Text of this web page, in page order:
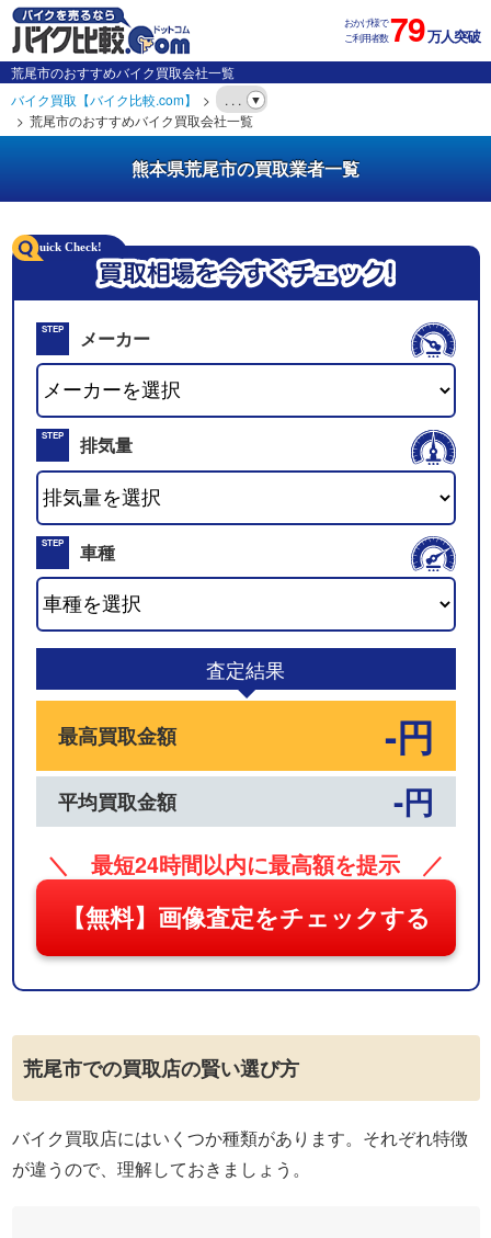
おかげ様で
ご利用者数79万人突破
荒尾市のおすすめバイク買取会社一覧
バイク買取【バイク比較.com】
. . .
荒尾市のおすすめバイク買取会社一覧
熊本県荒尾市の買取業者一覧
STEP
01
メーカー
STEP
02
排気量
STEP
03
車種
査定結果
最高買取金額 -円
平均買取金額 -円
＼ 最短24時間以内に最高額を提示 ／
【無料】画像査定をチェックする
荒尾市での買取店の賢い選び方
バイク買取店にはいくつか種類があります。それぞれ特徴
が違うので、理解しておきましょう。